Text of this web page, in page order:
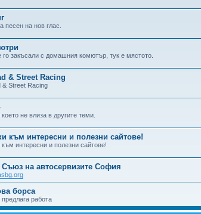
песен на нов глас.
го закъсали с домашния комютър, тук е мястото.
& Street Racing
& Street Racing
не влиза в другите теми.
към интересни и полезни сайтове!
към интересни и полезни сайтове!
на автосервизите София
борса
работа